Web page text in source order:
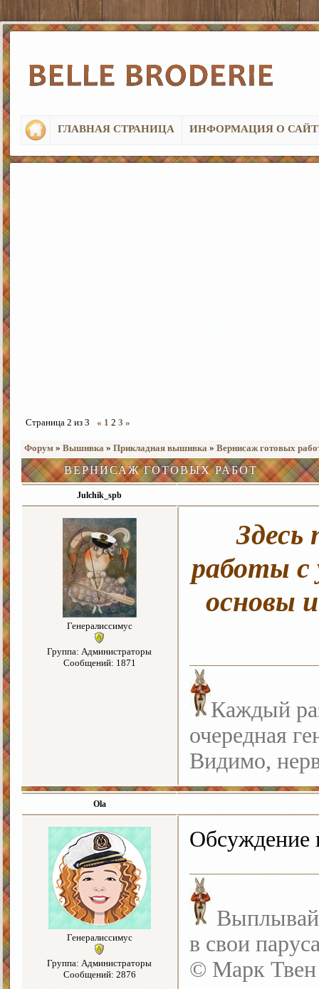
ГЛАВНАЯ СТРАНИЦА ИНФОРМАЦИЯ О
Страница 2 из 3 « 1 2 3 »
Форум » Вышивка » Прикладная вышивка » Вернисаж готовых
ВЕРНИСАЖ ГОТОВЫХ РАБОТ
Julchik_spb
Генералиссимус
Группа: Администраторы
Сообщений: 1871
Здесь
работы с
основы
Каждый
очередная
Видимо,
Ola
Генералиссимус
Группа: Администраторы
Сообщений: 2876
Обсуждение
в свои
© Марк Твен